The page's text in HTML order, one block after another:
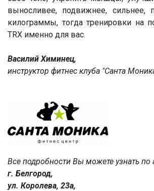
выносливее, подвижнее, сильнее,
килограммы, тогда тренировки на
TRX именно для вас.
Василий Химинец,
инструктор фитнес клуба "Санта
Все подробности Вы можете узнать по
г. Белгород,
ул. Королева, 23а,